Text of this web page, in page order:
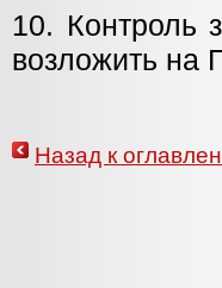
10. Контроль
возложить
Назад к